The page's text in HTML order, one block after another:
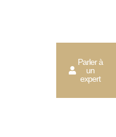
Parler à
un
expert